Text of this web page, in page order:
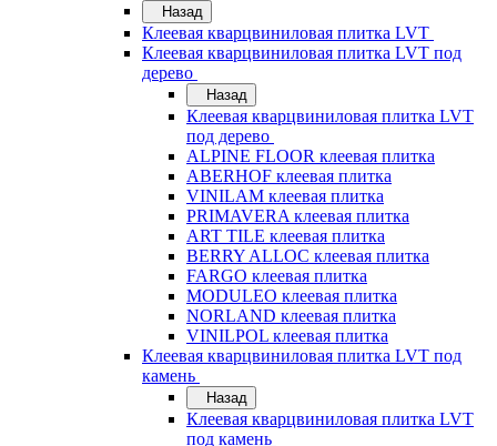
Назад
Клеевая кварцвиниловая плитка LVT
Клеевая кварцвиниловая плитка LVT под
дерево
Назад
Клеевая кварцвиниловая плитка LVT
под дерево
ALPINE FLOOR клеевая плитка
ABERHOF клеевая плитка
VINILAM клеевая плитка
PRIMAVERA клеевая плитка
ART TILE клеевая плитка
BERRY ALLOC клеевая плитка
FARGO клеевая плитка
MODULEO клеевая плитка
NORLAND клеевая плитка
VINILPOL клеевая плитка
Клеевая кварцвиниловая плитка LVT под
камень
Назад
Клеевая кварцвиниловая плитка LVT
под камень